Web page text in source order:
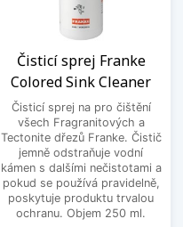
Čisticí sprej Franke
Colored Sink Cleaner
Čisticí sprej na pro čištění
všech Fragranitových a
Tectonite dřezů Franke. Čistič
jemně odstraňuje vodní
kámen s dalšími nečistotami a
pokud se používá pravidelně,
poskytuje produktu trvalou
ochranu. Objem 250 ml.